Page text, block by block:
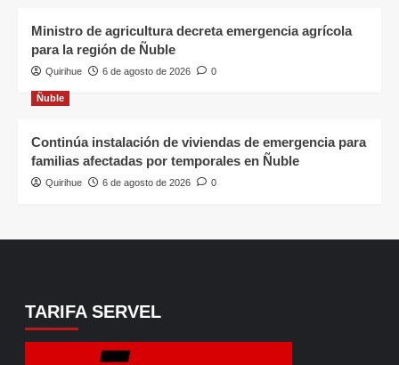
Ministro de agricultura decreta emergencia agrícola
para la región de Ñuble
Quirihue 6 de agosto de 2026 0
Ñuble
Continúa instalación de viviendas de emergencia para
familias afectadas por temporales en Ñuble
Quirihue 6 de agosto de 2026 0
TARIFA SERVEL